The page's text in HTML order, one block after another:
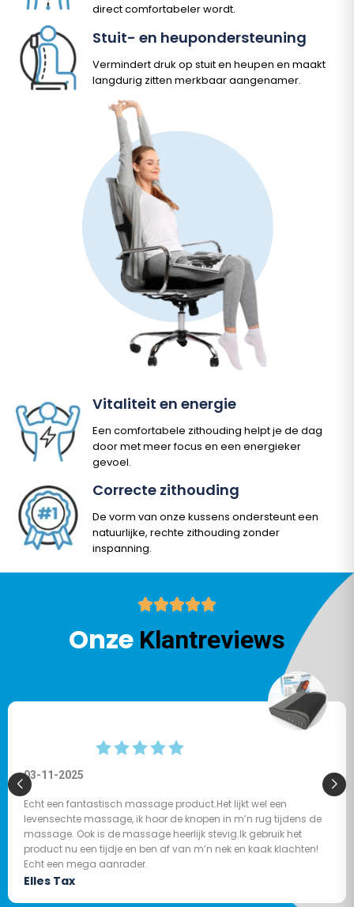
direct comfortabeler wordt.
Stuit- en heupondersteuning
Vermindert druk op stuit en heupen en maakt
langdurig zitten merkbaar aangenamer.
Vitaliteit en energie
Een comfortabele zithouding helpt je de dag
door met meer focus en een energieker
gevoel.
Correcte zithouding
De vorm van onze kussens ondersteunt een
natuurlijke, rechte zithouding zonder
inspanning.
Onze Klantreviews
Elles Tax
03-11-2025
Echt een fantastisch massage product.Het lijkt wel een
levensechte massage, ik hoor de knopen in m’n rug tijdens de
massage. Ook is de massage heerlijk stevig.Ik gebruik het
product nu een tijdje en ben af van m’n nek en kaak klachten!
Echt een mega aanrader.